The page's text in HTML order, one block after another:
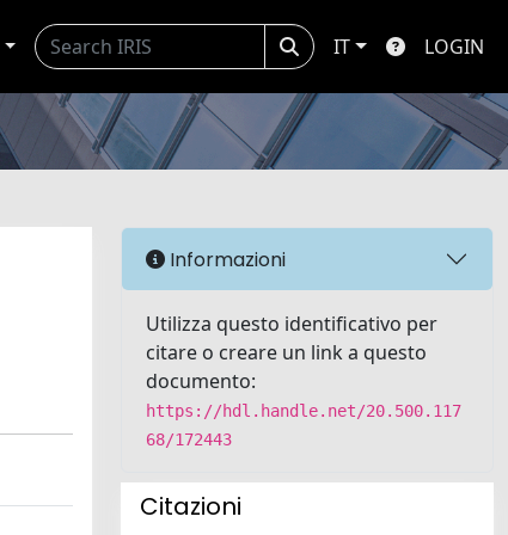
IT LOGIN
Informazioni
Utilizza questo identificativo per
citare o creare un link a questo
documento:
https://hdl.handle.net/20.500.117
68/172443
Citazioni